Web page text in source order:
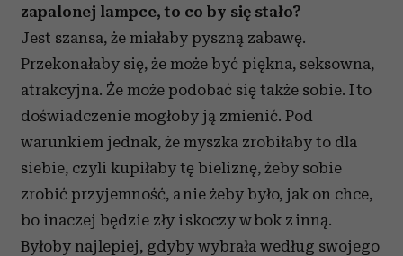
zapalonej lampce, to co by się stało?
Jest szansa, że miałaby pyszną zabawę.
Przekonałaby się, że może być piękna, seksowna,
atrakcyjna. Że może podobać się także sobie. I to
doświadczenie mogłoby ją zmienić. Pod
warunkiem jednak, że myszka zrobiłaby to dla
siebie, czyli kupiłaby tę bieliznę, żeby sobie
zrobić przyjemność, a nie żeby było, jak on chce,
bo inaczej będzie zły i skoczy w bok z inną.
Byłoby najlepiej, gdyby wybrała według swojego